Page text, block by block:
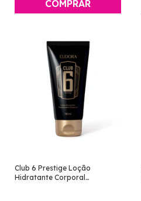
Club 6 Prestige Loção
Hidratante Corporal